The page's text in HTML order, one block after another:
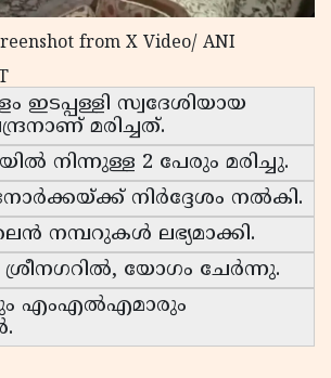
from X Video/ ANI
സ്വദേശിയായ
മരിച്ചത്.
നിന്നുള്ള 2 പേരും മരിച്ചു.
നോർക്കയ്ക്ക് നിർദ്ദേശം നൽകി.
നമ്പറുകൾ ലഭ്യമാക്കി.
യോഗം ചേർന്നു.
എംഎൽഎമാരും